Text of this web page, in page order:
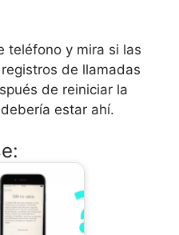
teléfono y mira si las
de llamadas
de reiniciar la
estar ahí.